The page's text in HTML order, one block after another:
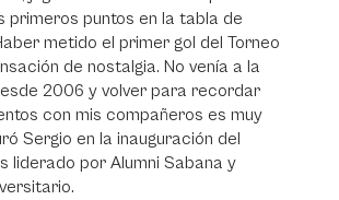
primeros puntos en la tabla de
metido el primer gol del Torneo
de nostalgia. No venía a la
2006 y volver para recordar
con mis compañeros es muy
Sergio en la inauguración del
liderado por Alumni Sabana y